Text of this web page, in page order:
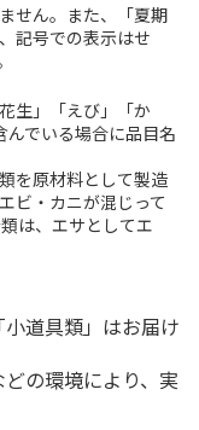
せん。また、「夏期
記号での表示はせ
生」「えび」「か
でいる場合に品目名
を原材料として製造
ビ・カニが混じって
は、エサとしてエ
道具類」はお届け
の環境により、実